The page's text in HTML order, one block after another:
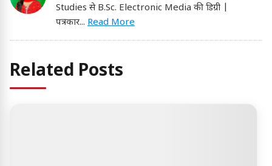
Studies से B.Sc. Electronic Media की डिग्री |
पत्रकार... Read More
Related Posts